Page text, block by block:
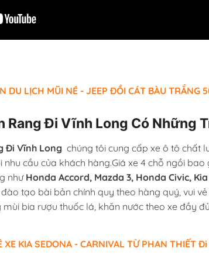
DU LỊCH MŨI NÉ - JEEP ĐỒI CÁT BÀU TRẮNG
Rang Đi Vĩnh Long Có Những
Đi Vĩnh Long chúng tôi cung cấp xe ô tô chất
cầu của khách hàng.Giá xe 4 chỗ ngồi
nhưHonda Accord, Mazda 3, Honda Civic,
tạo bài bản chính quy theo hàng quý, vui
bia rượu thuốc lá, khăn nước theo xe đầy
XE KIA SEDONA - CARNIVAL TỪ PHAN THIẾT Đi